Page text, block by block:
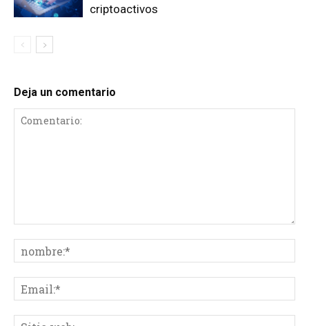
criptoactivos
Deja un comentario